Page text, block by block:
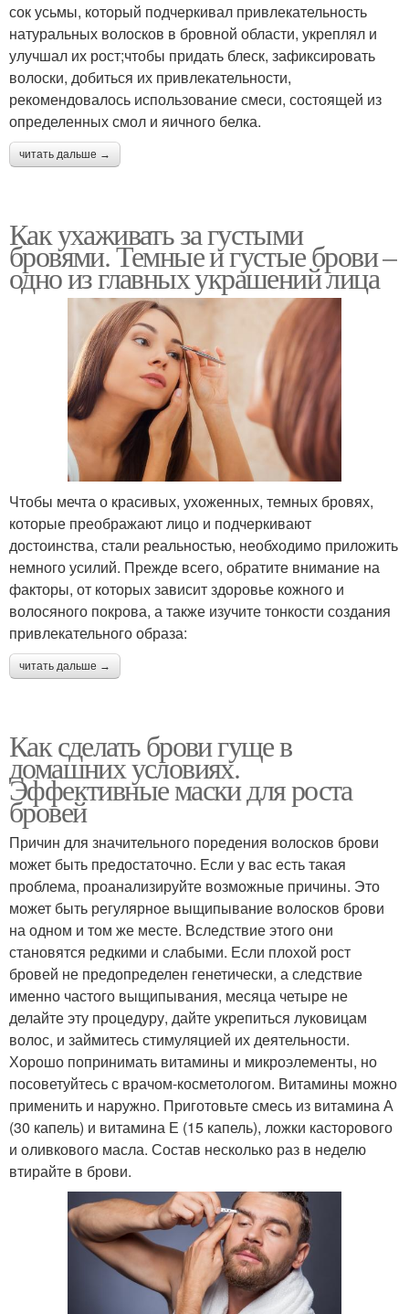
сок усьмы, который подчеркивал привлекательность
натуральных волосков в бровной области, укреплял и
улучшал их рост;чтобы придать блеск, зафиксировать
волоски, добиться их привлекательности,
рекомендовалось использование смеси, состоящей из
определенных смол и яичного белка.
читать дальше →
Как ухаживать за густыми
бровями. Темные и густые брови –
одно из главных украшений лица
Чтобы мечта о красивых, ухоженных, темных бровях,
которые преображают лицо и подчеркивают
достоинства, стали реальностью, необходимо приложить
немного усилий. Прежде всего, обратите внимание на
факторы, от которых зависит здоровье кожного и
волосяного покрова, а также изучите тонкости создания
привлекательного образа:
читать дальше →
Как сделать брови гуще в
домашних условиях.
Эффективные маски для роста
бровей
Причин для значительного поредения волосков брови
может быть предостаточно. Если у вас есть такая
проблема, проанализируйте возможные причины. Это
может быть регулярное выщипывание волосков брови
на одном и том же месте. Вследствие этого они
становятся редкими и слабыми. Если плохой рост
бровей не предопределен генетически, а следствие
именно частого выщипывания, месяца четыре не
делайте эту процедуру, дайте укрепиться луковицам
волос, и займитесь стимуляцией их деятельности.
Хорошо попринимать витамины и микроэлементы, но
посоветуйтесь с врачом-косметологом. Витамины можно
применить и наружно. Приготовьте смесь из витамина А
(30 капель) и витамина Е (15 капель), ложки касторового
и оливкового масла. Состав несколько раз в неделю
втирайте в брови.